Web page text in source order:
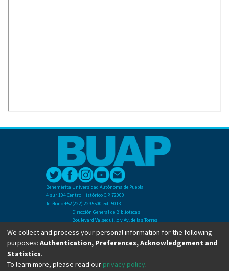
Benemérita Universidad Autónoma de Puebla
4 sur 104 Centro Histórico C.P. 72000
Teléfono +52(222) 2295500 ext. 5013
Dirección General de Bibliotecas
Boulevard Valsequillo y Av. de las Torres
Ciudad Universitaria. Col. San Manuel
C.P. 72570
Teléfono +52 (222) 2295500 Ext 2901
We collect and process your personal information for the following
purposes: Authentication, Preferences, Acknowledgement and
Statistics.
To learn more, please read our privacy policy.